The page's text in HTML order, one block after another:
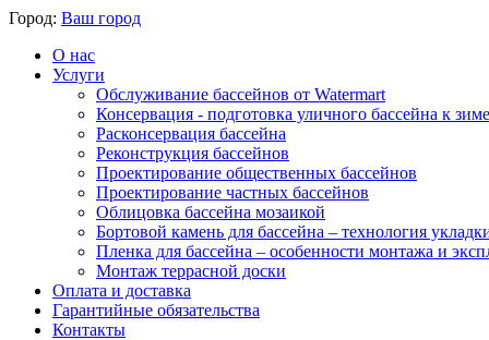
Город: Ваш город
О нас
Услуги
Обслуживание бассейнов от Watermart
Консервация - подготовка уличного бассейна к зиме
Расконсервация бассейна
Реконструкция бассейнов
Проектирование общественных бассейнов
Проектирование частных бассейнов
​Облицовка бассейна мозаикой
Бортовой камень для бассейна – технология
Пленка для бассейна – особенности монтажа и
Монтаж террасной доски
Оплата и доставка
Гарантийные обязательства
Контакты